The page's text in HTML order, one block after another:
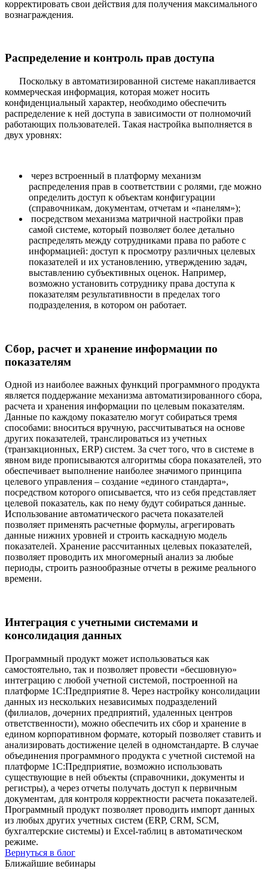
корректировать свои действия для получения максимального
вознаграждения.
Распределение и контроль прав доступа
Поскольку в автоматизированной системе накапливается
коммерческая информация, которая может носить
конфиденциальный характер, необходимо обеспечить
распределение к ней доступа в зависимости от полномочий
работающих пользователей. Такая настройка выполняется в
двух уровнях:
через встроенный в платформу механизм
распределения прав в соответствии с ролями, где можно
определить доступ к объектам конфигурации
(справочникам, документам, отчетам и «панелям»);
посредством механизма матричной настройки прав
самой системе, который позволяет более детально
распределять между сотрудниками права по работе с
информацией: доступ к просмотру различных целевых
показателей и их установлению, утверждению задач,
выставлению субъективных оценок. Например,
возможно установить сотруднику права доступа к
показателям результативности в пределах того
подразделения, в котором он работает.
Сбор, расчет и хранение информации по
показателям
Одной из наиболее важных функций программного продукта
является поддержание механизма автоматизированного сбора,
расчета и хранения информации по целевым показателям.
Данные по каждому показателю могут собираться тремя
способами: вноситься вручную, рассчитываться на основе
других показателей, транслироваться из учетных
(транзакционных, ERP) систем. За счет того, что в системе в
явном виде прописываются алгоритмы сбора показателей, это
обеспечивает выполнение наиболее значимого принципа
целевого управления – создание «единого стандарта»,
посредством которого описывается, что из себя представляет
целевой показатель, как по нему будут собираться данные.
Использование автоматического расчета показателей
позволяет применять расчетные формулы, агрегировать
данные нижних уровней и строить каскадную модель
показателей. Хранение рассчитанных целевых показателей,
позволяет проводить их многомерный анализ за любые
периоды, строить разнообразные отчеты в режиме реального
времени.
Интеграция с учетными системами и
консолидация данных
Программный продукт может использоваться как
самостоятельно, так и позволяет провести «бесшовную»
интеграцию с любой учетной системой, построенной на
платформе 1С:Предприятие 8. Через настройку консолидации
данных из нескольких независимых подразделений
(филиалов, дочерних предприятий, удаленных центров
ответственности), можно обеспечить их сбор и хранение в
едином корпоративном формате, который позволяет ставить и
анализировать достижение целей в одномстандарте. В случае
объединения программного продукта с учетной системой на
платформе 1С:Предприятие, возможно использовать
существующие в ней объекты (справочники, документы и
регистры), а через отчеты получать доступ к первичным
документам, для контроля корректности расчета показателей.
Программный продукт позволяет проводить импорт данных
из любых других учетных систем (ERP, CRM, SCM,
бухгалтерские системы) и Excel-таблиц в автоматическом
режиме.
Вернуться в блог
Ближайшие вебинары